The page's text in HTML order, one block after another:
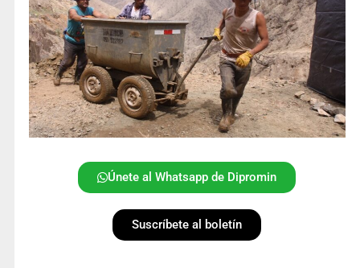
Únete al Whatsapp de Dipromin
Suscríbete al boletín